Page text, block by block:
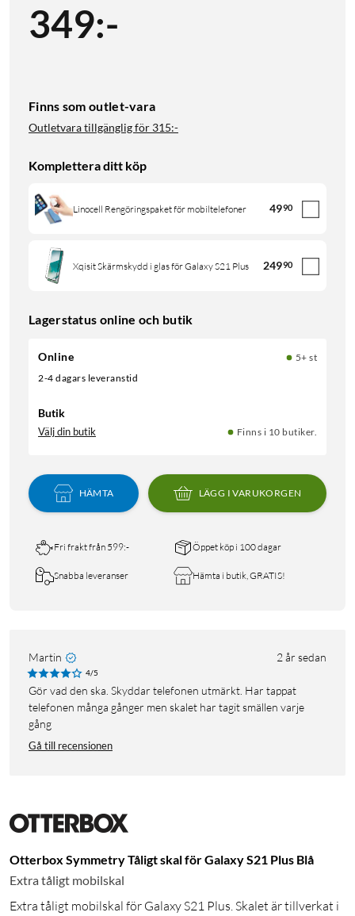
349:-
Finns som outlet-vara
Outletvara tillgänglig för 315:-
Komplettera ditt köp
Linocell Rengöringspaket för mobiltelefoner 4990
Xqisit Skärmskydd i glas för Galaxy S21 Plus 24990
Lagerstatus online och butik
Online
5+ st
2-4 dagars leveranstid
Butik
Välj din butik Finns i 10 butiker.
HÄMTA LÄGG I VARUKORGEN
Fri frakt från 599:- Öppet köp i 100 dagar
Snabba leveranser Hämta i butik, GRATIS!
Martin 2 år sedan
4/5
Gör vad den ska. Skyddar telefonen utmärkt. Har tappat
telefonen många gånger men skalet har tagit smällen varje
gång
Gå till recensionen
Otterbox Symmetry Tåligt skal för Galaxy S21 Plus Blå
Extra tåligt mobilskal
Extra tåligt mobilskal för Galaxy S21 Plus. Skalet är tillverkat i